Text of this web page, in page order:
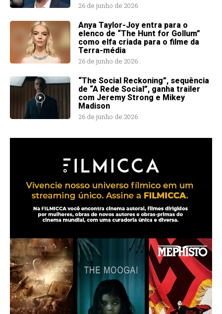
26 de junho de 2026
Anya Taylor-Joy entra para o
elenco de “The Hunt for Gollum”
como elfa criada para o filme da
Terra-média
26 de junho de 2026
“The Social Reckoning”, sequência
de “A Rede Social”, ganha trailer
com Jeremy Strong e Mikey
Madison
26 de junho de 2026